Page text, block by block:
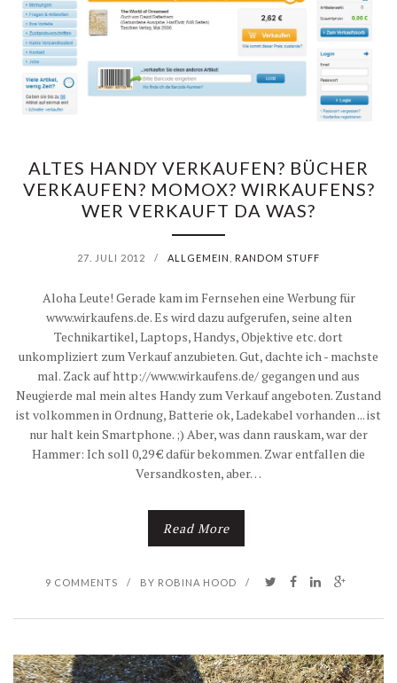
ALTES HANDY VERKAUFEN? BÜCHER
VERKAUFEN? MOMOX? WIRKAUFENS?
WER VERKAUFT DA WAS?
27. JULI 2012 / ALLGEMEIN RANDOM STUFF
Aloha Leute! Gerade kam im Fernsehen eine Werbung für
www.wirkaufens.de. Es wird dazu aufgerufen, seine alten
Technikartikel, Laptops, Handys, Objektive etc. dort
unkompliziert zum Verkauf anzubieten. Gut, dachte ich - machste
mal. Zack auf http://www.wirkaufens.de/ gegangen und aus
Neugierde mal mein altes Handy zum Verkauf angeboten. Zustand
ist volkommen in Ordnung, Batterie ok, Ladekabel vorhanden ... ist
nur halt kein Smartphone. ;) Aber, was dann rauskam, war der
Hammer: Ich soll 0,29 € dafür bekommen. Zwar entfallen die
Versandkosten, aber…
Read More
9 COMMENTS / BY ROBINA HOOD /